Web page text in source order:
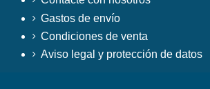
Gastos de envío
Condiciones de venta
Aviso legal y protección de datos